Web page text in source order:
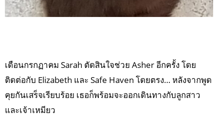
เดือนกรกฏาคม Sarah ตัดสินใจช่วย Asher อีกครั้ง โดย
ติดต่อกับ Elizabeth และ Safe Haven โดยตรง… หลังจากพูด
คุยกันเสร็จเรียบร้อย เธอก็พร้อมจะออกเดินทางกับลูกสาว
และเจ้าเหมียว